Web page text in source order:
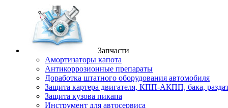
Запчасти
Амортизаторы капота
Антикоррозионные препараты
Доработка штатного оборудования автомобиля
Защита картера двигателя, КПП-АКПП, бака,
Защита кузова пикапа
Инструмент для автосервиса